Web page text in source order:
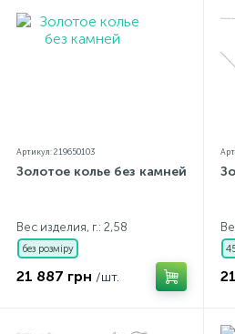
Артикул: 219650103
Золотое колье без камней
Вес изделия, г.: 2,58
без розміру
21 887 грн /шт.